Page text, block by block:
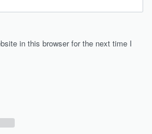
in this browser for the next time I